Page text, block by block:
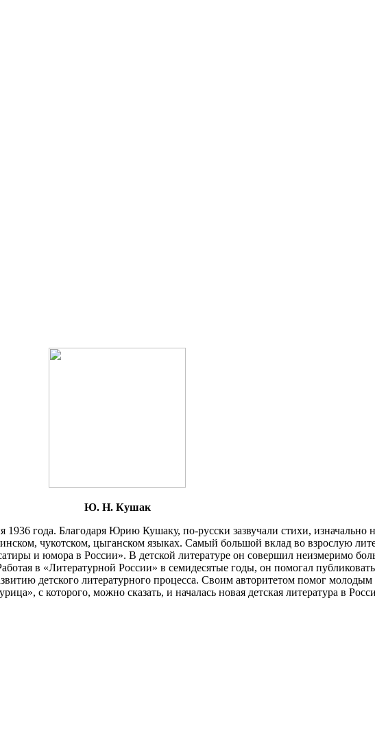
Ю. Н. Кушак
1936 года. Благодаря Юрию Кушаку, по-русски зазвучали стихи, изначально
чукотском, цыганском языках. Самый большой вклад во взрослую
и юмора в России». В детской литературе он совершил неизмеримо
в «Литературной России» в семидесятые годы, он помогал
детского литературного процесса. Своим авторитетом помог молодым
с которого, можно сказать, и началась новая детская литература в